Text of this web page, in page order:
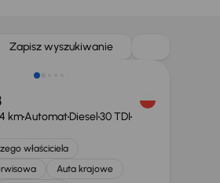
Zapisz wyszukiwanie
odliczenia VAT
kmAutomatDiesel30 TDI
właściciela
Auta krajowe